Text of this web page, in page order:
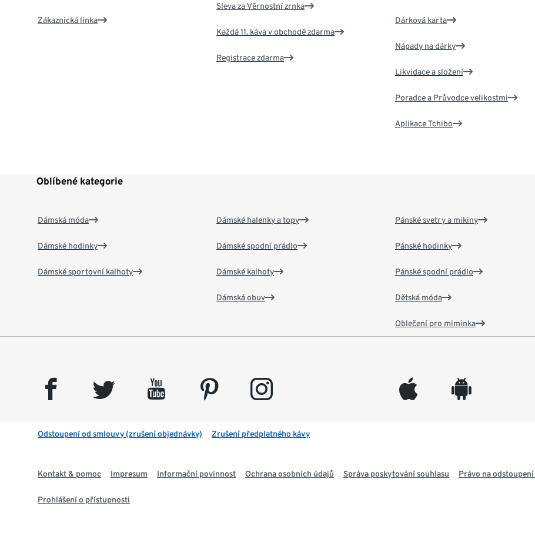
Zákaznická linka
Sleva za Věrnostní zrnka
Každá 11. káva v obchodě zdarma
Registrace zdarma
Dárková karta
Nápady na dárky
Likvidace a složení
Poradce a Průvodce velikostmi
Aplikace Tchibo
Oblíbené kategorie
Dámská móda
Dámské hodinky
Dámské sportovní kalhoty
Dámské halenky a topy
Dámské spodní prádlo
Dámské kalhoty
Dámská obuv
Pánské svetry a mikiny
Pánské hodinky
Pánské spodní prádlo
Dětská móda
Oblečení pro miminka
facebook twitter youtube pinterest instagram appleinc android
Odstoupení od smlouvy (zrušení objednávky) Zrušení předplatného kávy
Kontakt & pomoc Impresum Informační povinnost Ochrana osobních údajů Správa poskytování souhlasu Právo na
Prohlášení o přístupnosti